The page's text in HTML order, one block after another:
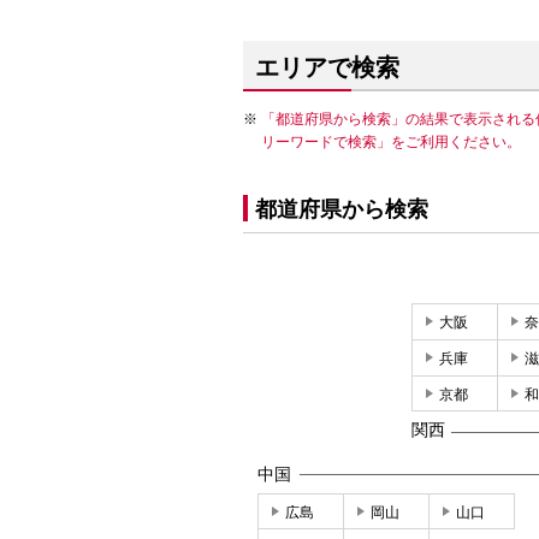
エリアで検索
「都道府県から検索」の結果で表示され
リーワードで検索」をご利用ください。
都道府県から検索
大阪
兵庫
京都
関西
中国
広島 岡山 山口